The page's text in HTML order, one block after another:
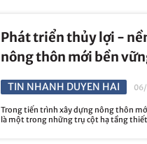
Phát triển thủy lợi -
nông thôn mới bền
TIN NHANH DUYEN HAI
Trong tiến trình xây dựng nông thôn
là một trong những trụ cột hạ tầng